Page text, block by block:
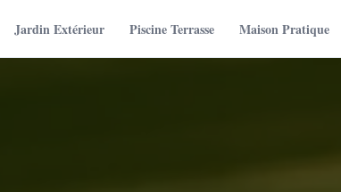
Jardin Extérieur Piscine Terrasse Maison Pratique